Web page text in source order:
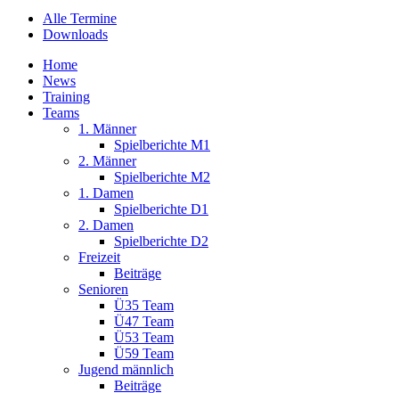
Alle Termine
Downloads
Home
News
Training
Teams
1. Männer
Spielberichte M1
2. Männer
Spielberichte M2
1. Damen
Spielberichte D1
2. Damen
Spielberichte D2
Freizeit
Beiträge
Senioren
Ü35 Team
Ü47 Team
Ü53 Team
Ü59 Team
Jugend männlich
Beiträge